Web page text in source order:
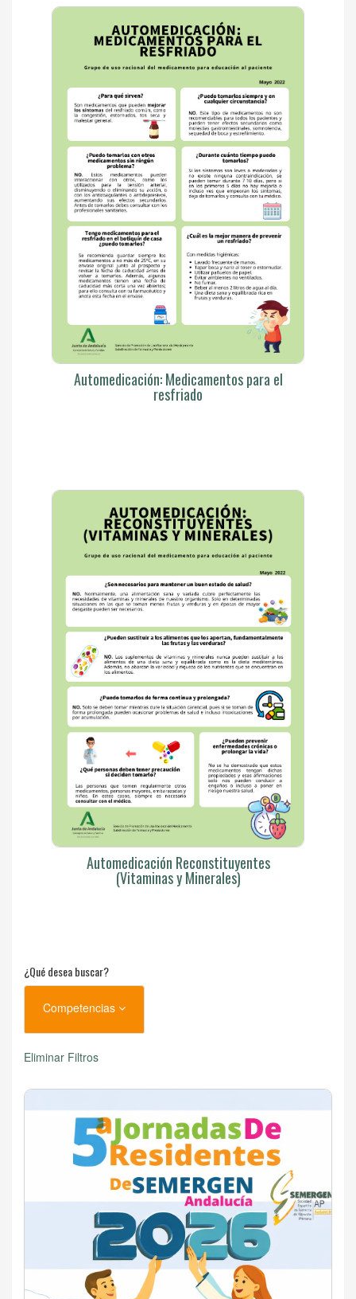
Automedicación: Medicamentos para el
resfriado
Automedicación Reconstituyentes
(Vitaminas y Minerales)
¿Qué desea buscar?
Competencias
Eliminar Filtros